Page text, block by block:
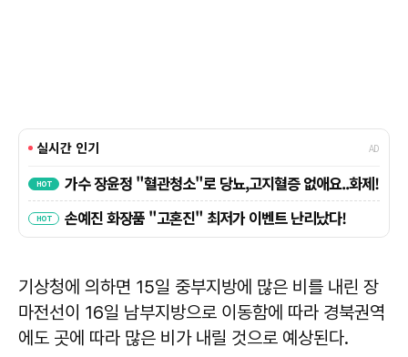
기상청에 의하면 15일 중부지방에 많은 비를 내린 장
마전선이 16일 남부지방으로 이동함에 따라 경북권역
에도 곳에 따라 많은 비가 내릴 것으로 예상된다.